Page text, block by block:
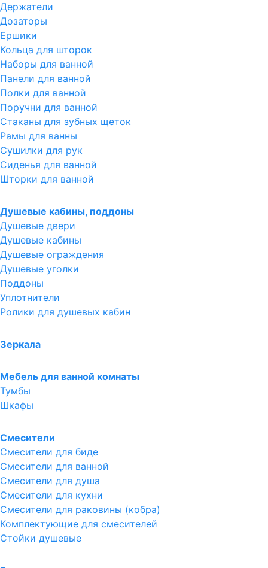
Держатели
Дозаторы
Ершики
Кольца для шторок
Наборы для ванной
Панели для ванной
Полки для ванной
Поручни для ванной
Стаканы для зубных щеток
Рамы для ванны
Сушилки для рук
Сиденья для ванной
Шторки для ванной
Душевые кабины, поддоны
Душевые двери
Душевые кабины
Душевые ограждения
Душевые уголки
Поддоны
Уплотнители
Ролики для душевых кабин
Зеркала
Мебель для ванной комнаты
Тумбы
Шкафы
Смесители
Смесители для биде
Смесители для ванной
Смесители для душа
Смесители для кухни
Смесители для раковины (кобра)
Комплектующие для смесителей
Стойки душевые